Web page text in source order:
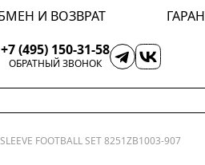
И ВОЗВРАТ
+7 (495) 150-31-58
ОБРАТНЫЙ ЗВОНОК
FOOTBALL SET 8251ZB1003-907